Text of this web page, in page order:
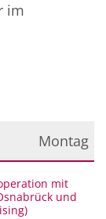
im
Montag
mit
und
: